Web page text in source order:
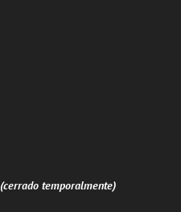
(cerrado temporalmente)